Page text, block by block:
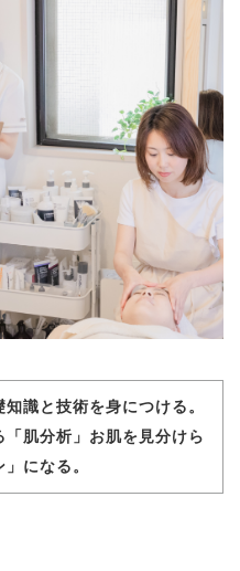
識と技術を身につける。
肌分析」 お肌を見分けら
になる。